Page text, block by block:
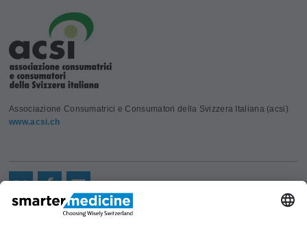
Associazione Consumatrici e Consumatori della Svizzera Italiana (acsi)
www.acsi.ch
Forschung